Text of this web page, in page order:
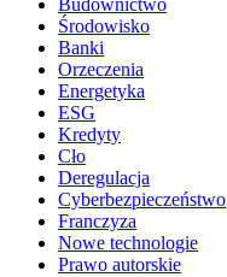
Budownictwo
Środowisko
Banki
Orzeczenia
Energetyka
ESG
Kredyty
Cło
Deregulacja
Cyberbezpieczeństwo
Franczyza
Nowe technologie
Prawo autorskie